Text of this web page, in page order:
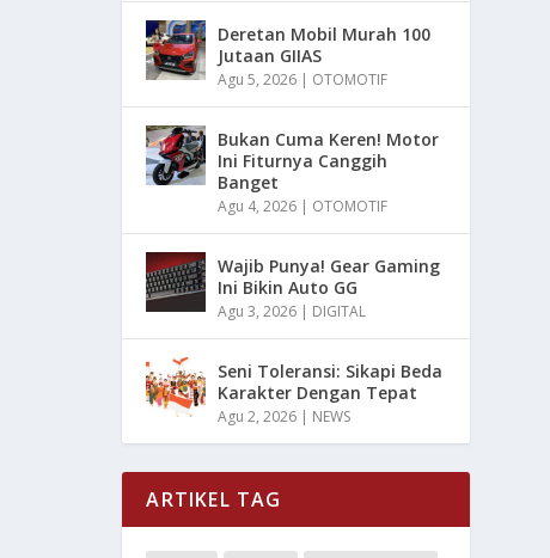
Deretan Mobil Murah 100
Jutaan GIIAS
Agu 5, 2026 | OTOMOTIF
Bukan Cuma Keren! Motor
Ini Fiturnya Canggih
Banget
Agu 4, 2026 | OTOMOTIF
Wajib Punya! Gear Gaming
Ini Bikin Auto GG
Agu 3, 2026 | DIGITAL
Seni Toleransi: Sikapi Beda
Karakter Dengan Tepat
Agu 2, 2026 | NEWS
ARTIKEL TAG